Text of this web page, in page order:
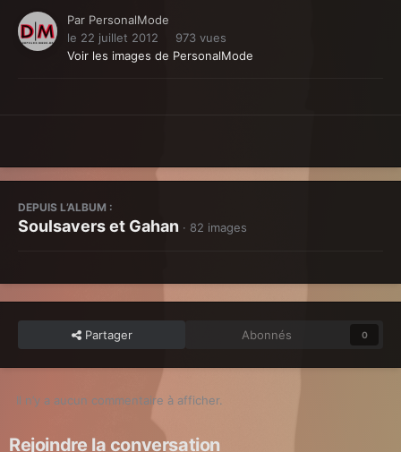
Par PersonalMode
le 22 juillet 2012
973 vues
Voir les images de PersonalMode
DEPUIS L’ALBUM :
Soulsavers et Gahan · 82 images
Partager Abonnés 0
Il n’y a aucun commentaire à afficher.
Rejoindre la conversation